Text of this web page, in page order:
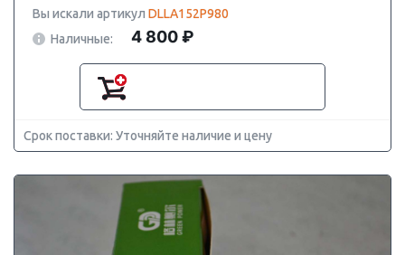
Вы искали артикул DLLA152P980
Наличные:
4 800 ₽
Срок поставки: Уточняйте наличие и цену